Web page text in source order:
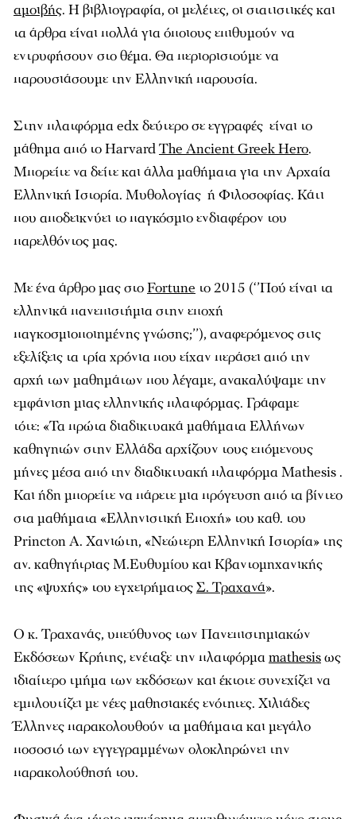
αμοιβής. Η βιβλιογραφία, οι μελέτες, οι στατιστικές και
τα άρθρα είναι πολλά για όποιους επιθυμούν να
εντρυφήσουν στο θέμα. Θα περιοριστούμε να
παρουσιάσουμε την Ελληνική παρουσία.
Στην πλατφόρμα edx δεύτερο σε εγγραφές είναι το
μάθημα από το HarvardThe Ancient Greek Hero.
Μπορείτε να δείτε και άλλα μαθήματα για την Αρχαία
Ελληνική Ιστορία. Μυθολογίας ή Φιλοσοφίας. Κάτι
που αποδεικνύει το παγκόσμιο ενδιαφέρον του
παρελθόντος μας.
Με ένα άρθρο μας στο Fortune το 2015 (‘’Πού είναι τα
ελληνικά πανεπιστήμια στην εποχή
παγκοσμιοποιημένης γνώσης;’’), αναφερόμενος στις
εξελίξεις τα τρία χρόνια που είχαν περάσει από την
αρχή των μαθημάτων που λέγαμε, ανακαλύψαμε την
εμφάνιση μιας ελληνικής πλατφόρμας. Γράφαμε
τότε: «Τα πρώτα διαδικτυακά μαθήματα Ελλήνων
καθηγητών στην Ελλάδα αρχίζουν τους επόμενους
μήνες μέσα από την διαδικτυακή πλατφόρμα Mathesis .
Και ήδη μπορείτε να πάρετε μια πρόγευση από τα βίντεο
στα μαθήματα «Ελληνιστική Εποχή» του καθ. του
Princton Α. Χανιώτη, «Νεώτερη Ελληνική Ιστορία» της
αν. καθηγήτριας Μ.Ευθυμίου και Κβαντομηχανικής
της «ψυχής» του εγχειρήματοςΣ. Τραχανά».
O κ. Τραχανάς, υπεύθυνος των Πανεπιστημιακών
Εκδόσεων Κρήτης, ενέταξε την πλατφόρμαmathesisως
ιδιαίτερο τμήμα των εκδόσεων και έκτοτε συνεχίζει να
εμπλουτίζει με νέες μαθησιακές ενότητες. Χιλιάδες
Έλληνες παρακολουθούν τα μαθήματα και μεγάλο
ποσοστό των εγγεγραμμένων ολοκληρώνει την
παρακολούθησή του.